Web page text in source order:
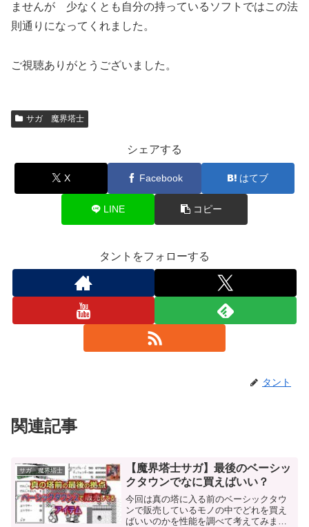
ませんが 少なくとも自分の持っているソフトではこの法
則通りになってくれました。
ご視聴ありがとうございました。
サガ 魔界塔士
シェアする
X Facebook はてブ
LINE コピー
タントをフォローする
タント
関連記事
サガ 魔界塔士
【魔界塔士サガ】最後のベーシッ
クタウンでなに買えばいい？
今回は真の塔に入る前のベーシックタウ
ンで販売しているモノの中でどれを買え
ばいいのかを性能を調べて考えてみまし